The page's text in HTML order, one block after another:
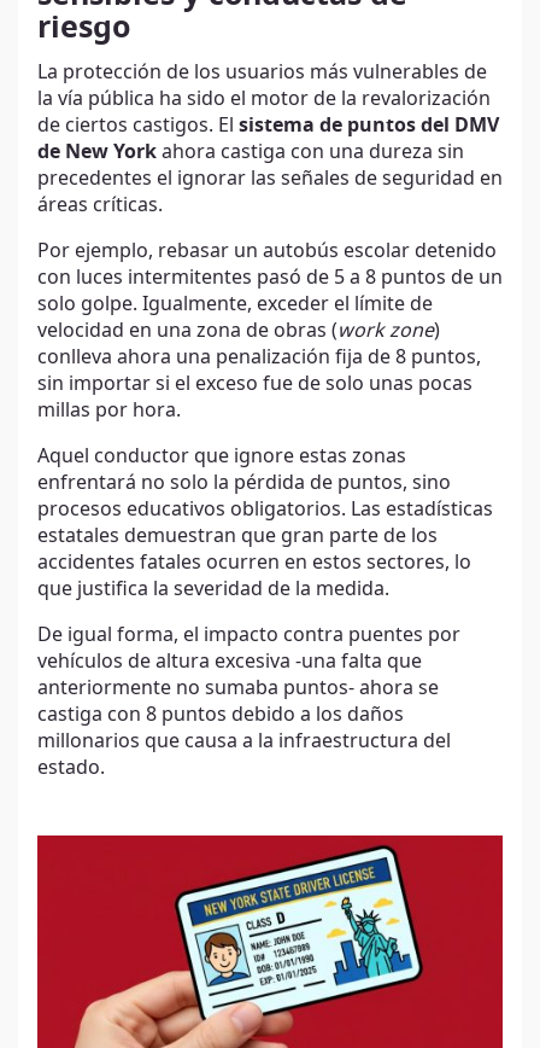
riesgo
La protección de los usuarios más vulnerables de
la vía pública ha sido el motor de la revalorización
de ciertos castigos. El sistema de puntos del DMV
de New York ahora castiga con una dureza sin
precedentes el ignorar las señales de seguridad en
áreas críticas.
Por ejemplo, rebasar un autobús escolar detenido
con luces intermitentes pasó de 5 a 8 puntos de un
solo golpe. Igualmente, exceder el límite de
velocidad en una zona de obras (work zone)
conlleva ahora una penalización fija de 8 puntos,
sin importar si el exceso fue de solo unas pocas
millas por hora.
Aquel conductor que ignore estas zonas
enfrentará no solo la pérdida de puntos, sino
procesos educativos obligatorios. Las estadísticas
estatales demuestran que gran parte de los
accidentes fatales ocurren en estos sectores, lo
que justifica la severidad de la medida.
De igual forma, el impacto contra puentes por
vehículos de altura excesiva -una falta que
anteriormente no sumaba puntos- ahora se
castiga con 8 puntos debido a los daños
millonarios que causa a la infraestructura del
estado.